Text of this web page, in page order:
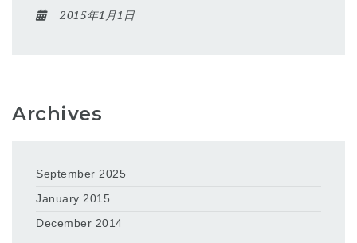
2015年1月1日
Archives
September 2025
January 2015
December 2014